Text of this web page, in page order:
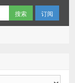
订阅